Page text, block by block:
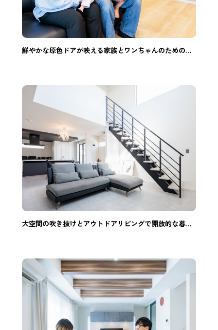
鮮やかな原色ドアが映える家族とワンちゃんのための温かく居心地の良い家
大空間の吹き抜けとアウトドアリビングで開放的な暮らしができる家